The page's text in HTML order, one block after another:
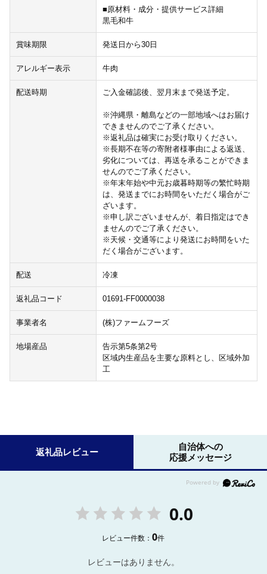
■原材料・成分・提供サービス詳細
黒毛和牛
賞味期限 発送日から30日
アレルギー表示 牛肉
配送時期 ご入金確認後、翌月末まで発送予定。
※沖縄県・離島などの一部地域へはお届け
できませんのでご了承ください。
※返礼品は確実にお受け取りください。
※長期不在等の寄附者様事由による返送、
劣化については、再送を承ることができま
せんのでご了承ください。
※年末年始や中元お歳暮時期等の繁忙時期
は、発送までにお時間をいただく場合がご
ざいます。
※申し訳ございませんが、着日指定はでき
ませんのでご了承ください。
※天候・交通等により発送にお時間をいた
だく場合がございます。
配送 冷凍
返礼品コード 01691-FF0000038
事業者名 (株)ファームフーズ
地場産品
告示第5条第2号
区域内生産品を主要な原料とし、区域外加
工
返礼品レビュー
自治体への
応援メッセージ
0.0
レビュー件数：0件
レビューはありません。